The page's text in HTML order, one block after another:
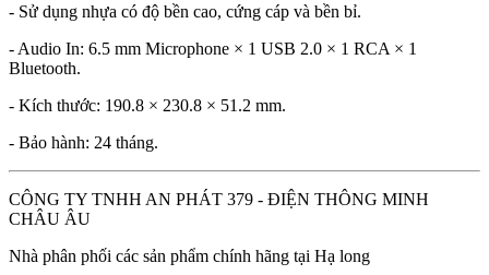
- Sử dụng nhựa có độ bền cao, cứng cáp và bền bỉ.
- Audio In: 6.5 mm Microphone × 1 USB 2.0 × 1 RCA × 1
Bluetooth.
- Kích thước: 190.8 × 230.8 × 51.2 mm.
- Bảo hành: 24 tháng.
CÔNG TY TNHH AN PHÁT 379 - ĐIỆN THÔNG MINH
CHÂU ÂU
Nhà phân phối các sản phẩm chính hãng tại Hạ long